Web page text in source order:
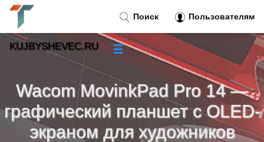
Wacom MovinkPad Pro 14 —
графический планшет с OLED-
экраном для художников
Поиск Пользователям
KUJBYSHEVEC.RU ☰
Новости»
Тренды новостей»
Рубрики»